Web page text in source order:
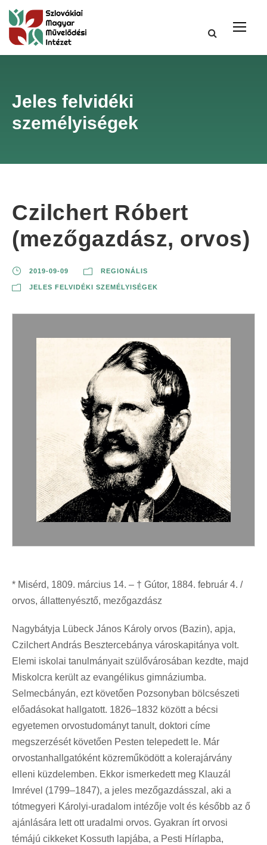
Jeles felvidéki
személyiségek
Czilchert Róbert
(mezőgazdász, orvos)
2019-09-09 REGIONÁLIS
JELES FELVIDÉKI SZEMÉLYISÉGEK
* Misérd, 1809. március 14. – † Gútor, 1884. február 4. /
orvos, állattenyésztő, mezőgazdász
Nagybátyja Lübeck János Károly orvos (Bazin), apja,
Czilchert András Besztercebánya városkapitánya volt.
Elemi iskolai tanulmányait szülővárosában kezdte, majd
Miskolcra került az evangélikus gimnáziumba.
Selmecbányán, ezt követően Pozsonyban bölcsészeti
előadásokat hallgatott. 1826–1832 között a bécsi
egyetemen orvostudományt tanult, doktori címe
megszerzését követően Pesten telepedett le. Már
orvostanhallgatóként közreműködött a kolerajárvány
elleni küzdelemben. Ekkor ismerkedett meg Klauzál
Imrével (1799–1847), a jeles mezőgazdásszal, aki a
tótmegyeri Károlyi-uradalom intézője volt és később az ő
ajánlására lett ott uradalmi orvos. Gyakran írt orvosi
témájú cikkeket Kossuth lapjába, a Pesti Hírlapba,